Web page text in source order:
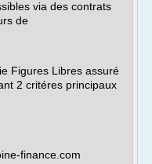
via des contrats
de
Figures Libres assuré
2 critéres principaux
finance.com